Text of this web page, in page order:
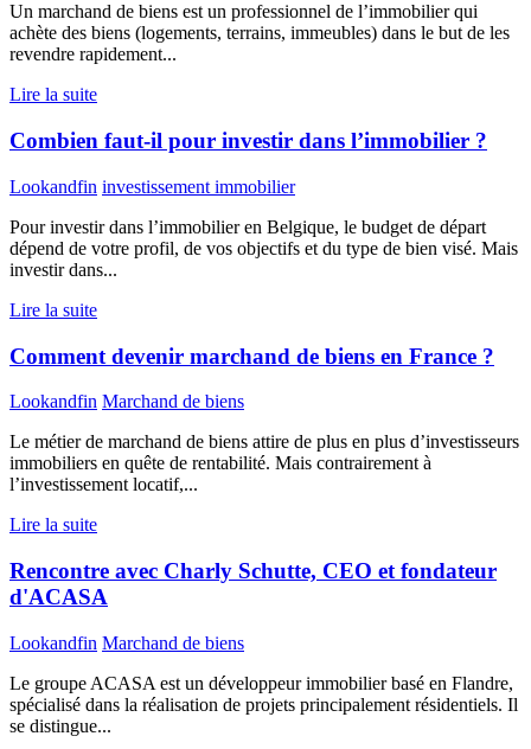
Un marchand de biens est un professionnel de l’immobilier qui
achète des biens (logements, terrains, immeubles) dans le but de les
revendre rapidement...
Lire la suite
Combien faut-il pour investir dans l’immobilier ?
Lookandfin investissement immobilier
Pour investir dans l’immobilier en Belgique, le budget de départ
dépend de votre profil, de vos objectifs et du type de bien visé. Mais
investir dans...
Lire la suite
Comment devenir marchand de biens en France ?
Lookandfin Marchand de biens
Le métier de marchand de biens attire de plus en plus d’investisseurs
immobiliers en quête de rentabilité. Mais contrairement à
l’investissement locatif,...
Lire la suite
Rencontre avec Charly Schutte, CEO et fondateur
d'ACASA
Lookandfin Marchand de biens
Le groupe ACASA est un développeur immobilier basé en Flandre,
spécialisé dans la réalisation de projets principalement résidentiels. Il
se distingue...